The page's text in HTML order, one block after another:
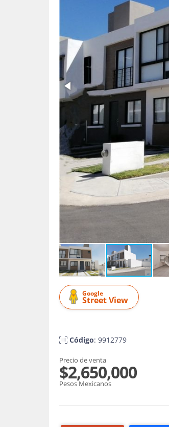
Google
Street View
Código: 9912779
Precio de venta
$2,650,000
Pesos Mexicanos